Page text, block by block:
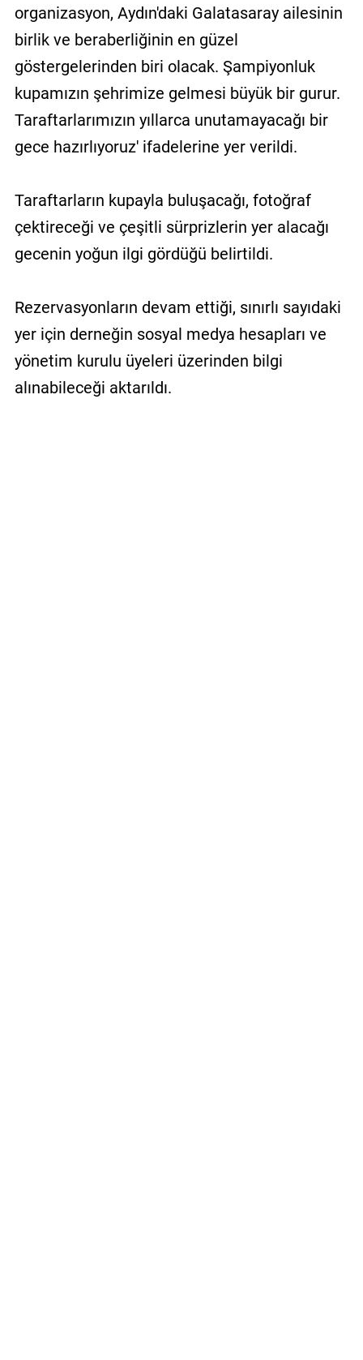
organizasyon, Aydın'daki Galatasaray ailesinin
birlik ve beraberliğinin en güzel
göstergelerinden biri olacak. Şampiyonluk
kupamızın şehrimize gelmesi büyük bir gurur.
Taraftarlarımızın yıllarca unutamayacağı bir
gece hazırlıyoruz' ifadelerine yer verildi.
Taraftarların kupayla buluşacağı, fotoğraf
çektireceği ve çeşitli sürprizlerin yer alacağı
gecenin yoğun ilgi gördüğü belirtildi.
Rezervasyonların devam ettiği, sınırlı sayıdaki
yer için derneğin sosyal medya hesapları ve
yönetim kurulu üyeleri üzerinden bilgi
alınabileceği aktarıldı.